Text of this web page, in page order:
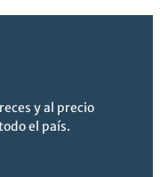
y al precio
el país.